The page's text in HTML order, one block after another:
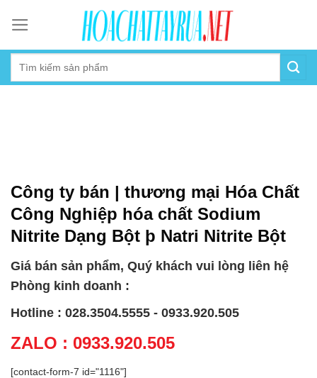
content
Công ty bán | thương mại Hóa Chất
Công Nghiệp hóa chất Sodium
Nitrite Dạng Bột þ Natri Nitrite Bột
Giá bán sản phẩm, Quý khách vui lòng liên hệ
Phòng kinh doanh :
Hotline : 028.3504.5555 - 0933.920.505
ZALO : 0933.920.505
[contact-form-7 id="1116"]